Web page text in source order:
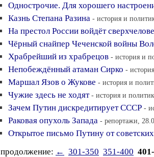
Однострочие. Для хорошего
Казнь Степана Разина - история и
На престол России войдёт
Чёрный снайпер Чеченской войны
Храбрейший из храбрецов - история и
Непобеждённый атаман Сирко -
Маршал Язов о Жукове - история и
Чужие здесь не ходят - история и
Зачем Путин дискредитирует СССР -
Раковая опухоль Запада - репортажи,
Открытое письмо Путину от
продолжение: ← 301-350 351-400